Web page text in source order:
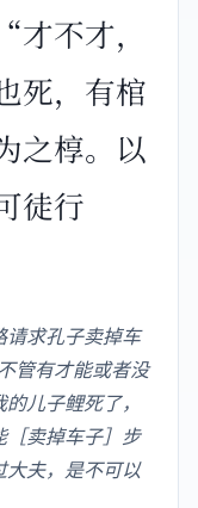
不才，
死，有棺
之椁。以
徒行
请求孔子卖掉车
管有才能或者没
儿子鲤死了，
［卖掉车子］步
大夫，是不可以